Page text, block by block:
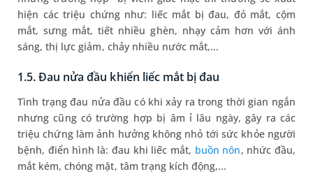
hiện các triệu chứng như: liếc mắt bị đau, đỏ mắt, cộm
mắt, sưng mắt, tiết nhiều ghèn, nhạy cảm hơn với ánh
sáng, thị lực giảm, chảy nhiều nước mắt,...
1.5. Đau nửa đầu khiến liếc mắt bị đau
Tình trạng đau nửa đầu có khi xảy ra trong thời gian ngắn
nhưng cũng có trường hợp bị âm ỉ lâu ngày, gây ra các
triệu chứng làm ảnh hưởng không nhỏ tới sức khỏe người
bệnh, điển hình là: đau khi liếc mắt, buồn nôn, nhức đầu,
mắt kém, chóng mặt, tâm trạng kích động,...